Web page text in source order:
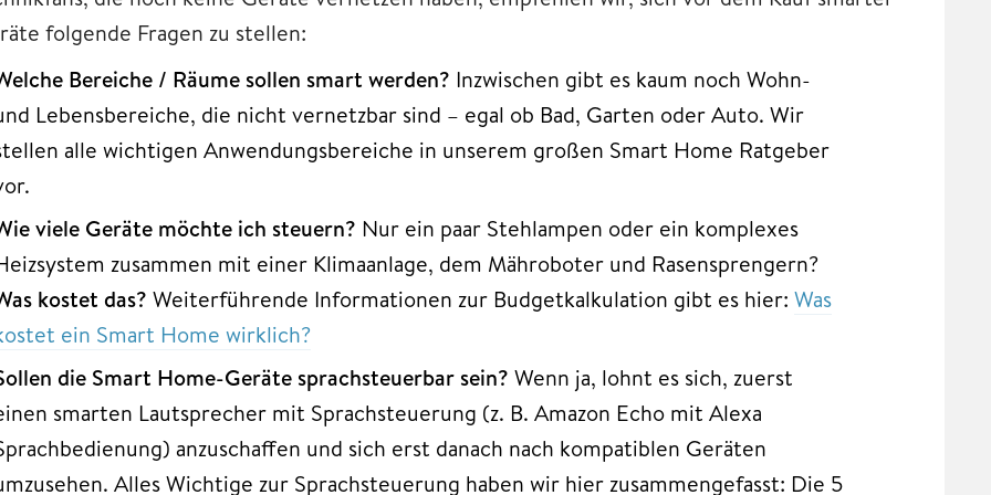
folgende Fragen zu stellen:
Bereiche / Räume sollen smart werden? Inzwischen gibt es kaum noch Wohn-
Lebensbereiche, die nicht vernetzbar sind – egal ob Bad, Garten oder Auto. Wir
alle wichtigen Anwendungsbereiche in unserem großen Smart Home Ratgeber
viele Geräte möchte ich steuern? Nur ein paar Stehlampen oder ein komplexes
zusammen mit einer Klimaanlage, dem Mähroboter und Rasensprengern?
kostet das? Weiterführende Informationen zur Budgetkalkulation gibt es hier: Was
ein Smart Home wirklich?
die Smart Home-Geräte sprachsteuerbar sein? Wenn ja, lohnt es sich, zuerst
smarten Lautsprecher mit Sprachsteuerung (z. B. Amazon Echo mit Alexa
anzuschaffen und sich erst danach nach kompatiblen Geräten
Alles Wichtige zur Sprachsteuerung haben wir hier zusammengefasst: Die 5